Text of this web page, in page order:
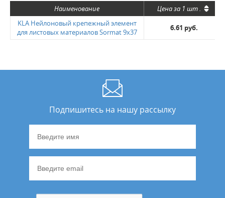
Наименование Цена за 1 шт.
KLA Нейлоновый крепежный элемент
для листовых материалов Sormat 9х37
6.61 руб.
Подпишитесь на нашу рассылку